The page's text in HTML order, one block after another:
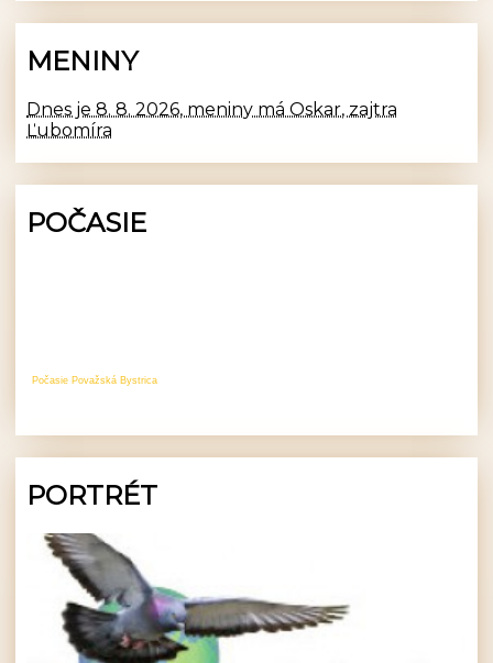
MENINY
Dnes je 8. 8. 2026, meniny má Oskar, zajtra
Ľubomíra
POČASIE
Počasie Považská Bystrica
PORTRÉT